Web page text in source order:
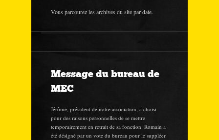
Vous parcourez les archives du site par date.
Message du bureau de
MEC
Jérôme, président de notre association, a choisi
pour des raisons personnelles de se mettre
temporairement en retrait de sa fonction. Romain a
été désigné par un vote du bureau pour le suppléer